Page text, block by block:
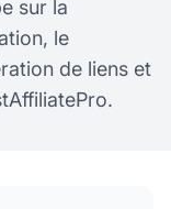
sur la
le
de liens et